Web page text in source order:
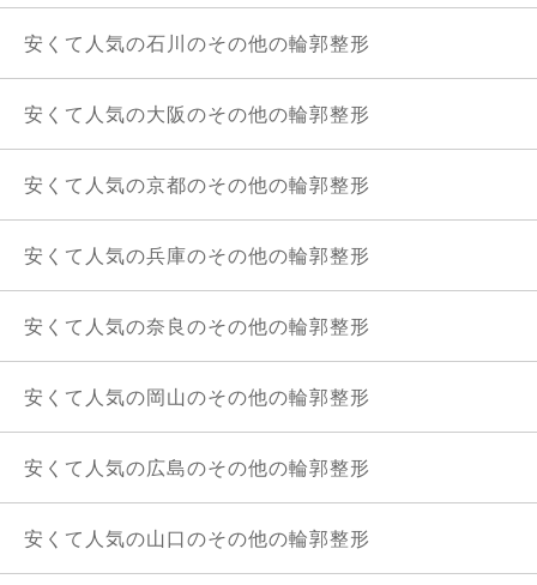
安くて人気の石川のその他の輪郭整形
安くて人気の大阪のその他の輪郭整形
安くて人気の京都のその他の輪郭整形
安くて人気の兵庫のその他の輪郭整形
安くて人気の奈良のその他の輪郭整形
安くて人気の岡山のその他の輪郭整形
安くて人気の広島のその他の輪郭整形
安くて人気の山口のその他の輪郭整形